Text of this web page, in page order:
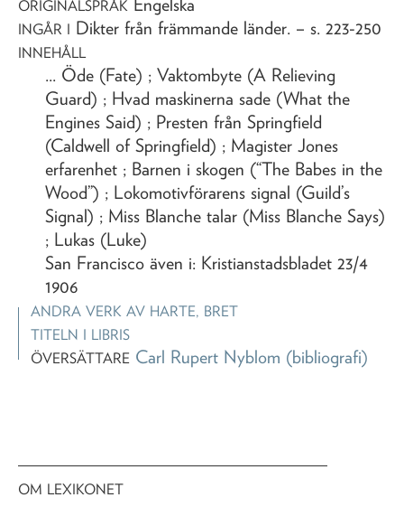
ORIGINALSPRÅK
INGÅR I Dikter från främmande länder. – s. 223-250
INNEHÅLL
... Öde (Fate) ; Vaktombyte (A Relieving
Guard) ; Hvad maskinerna sade (What the
Engines Said) ; Presten från Springfield
(Caldwell of Springfield) ; Magister Jones
erfarenhet ; Barnen i skogen (“The Babes in the
Wood”) ; Lokomotivförarens signal (Guild’s
Signal) ; Miss Blanche talar (Miss Blanche Says)
; Lukas (Luke)
San Francisco även i: Kristianstadsbladet 23/4
1906
ANDRA VERK AV HARTE, BRET
TITELN I LIBRIS
ÖVERSÄTTARE Carl Rupert Nyblom (bibliografi)
OM LEXIKONET